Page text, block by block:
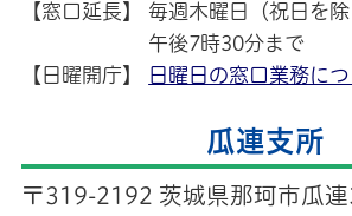
【窓口延長】
毎週木曜日（祝日を除
午後7時30分まで
【日曜開庁】
日曜日の窓口業務に
瓜連支所
〒319-2192 茨城県那珂市瓜